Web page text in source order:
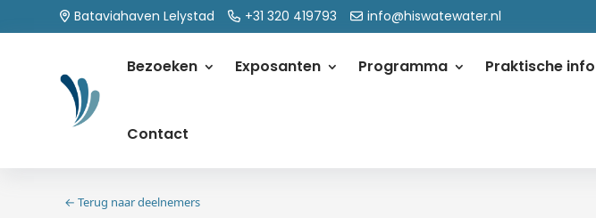
Bataviahaven Lelystad +31 320 419793 info@hiswatewater.nl
Bezoeken Exposanten Programma Praktische info
Contact
← Terug naar deelnemers